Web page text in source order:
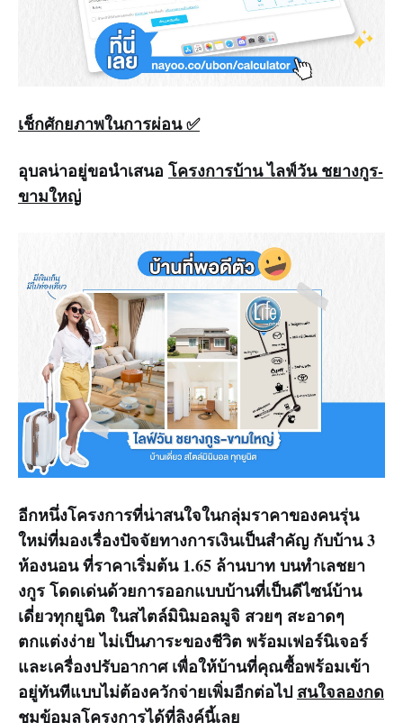
เช็กศักยภาพในการผ่อน ✅
อุบลน่าอยู่ขอนำเสนอ โครงการบ้าน ไลฟ์วัน ชยางกูร-
ขามใหญ่
อีกหนึ่งโครงการที่น่าสนใจในกลุ่มราคาของคนรุ่น
ใหม่ที่มองเรื่องปัจจัยทางการเงินเป็นสำคัญ กับบ้าน 3
ห้องนอน ที่ราคาเริ่มต้น 1.65 ล้านบาท บนทำเลชยา
งกูร โดดเด่นด้วยการออกแบบบ้านที่เป็นดีไซน์บ้าน
เดี่ยวทุกยูนิต ในสไตล์มินิมอลมูจิ สวยๆ สะอาดๆ
ตกแต่งง่าย ไม่เป็นภาระของชีวิต พร้อมเฟอร์นิเจอร์
และเครื่องปรับอากาศ เพื่อให้บ้านที่คุณซื้อพร้อมเข้า
อยู่ทันทีแบบไม่ต้องควักจ่ายเพิ่มอีกต่อไปสนใจลองกด
ชมข้อมูลโครงการได้ที่ลิงค์นี้เลย